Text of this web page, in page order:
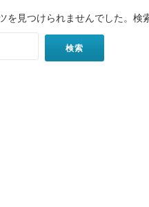
を見つけられませんでした。検